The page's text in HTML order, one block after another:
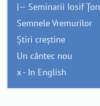
|— Seminarii Iosif Țon
Semnele Vremurilor
Știri creștine
Un cântec nou
x - In English